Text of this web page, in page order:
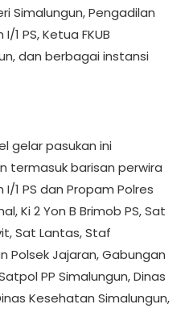
Simalungun, Pengadilan
1 PS, Ketua FKUB
dan berbagai instansi
gelar pasukan ini
termasuk barisan perwira
1 PS dan Propam Polres
Ki 2 Yon B Brimob PS, Sat
Sat Lantas, Staf
Polsek Jajaran, Gabungan
PP Simalungun, Dinas
Kesehatan Simalungun,